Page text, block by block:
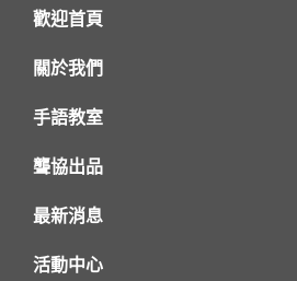
歡迎首頁
關於我們
手語教室
聾協出品
最新消息
活動中心